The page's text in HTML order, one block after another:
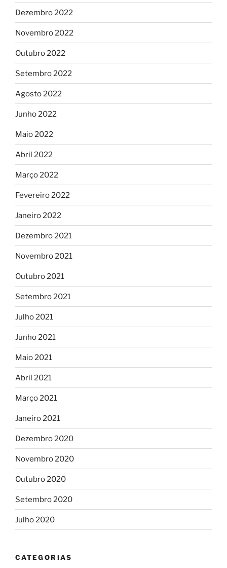
Dezembro 2022
Novembro 2022
Outubro 2022
Setembro 2022
Agosto 2022
Junho 2022
Maio 2022
Abril 2022
Março 2022
Fevereiro 2022
Janeiro 2022
Dezembro 2021
Novembro 2021
Outubro 2021
Setembro 2021
Julho 2021
Junho 2021
Maio 2021
Abril 2021
Março 2021
Janeiro 2021
Dezembro 2020
Novembro 2020
Outubro 2020
Setembro 2020
Julho 2020
CATEGORIAS